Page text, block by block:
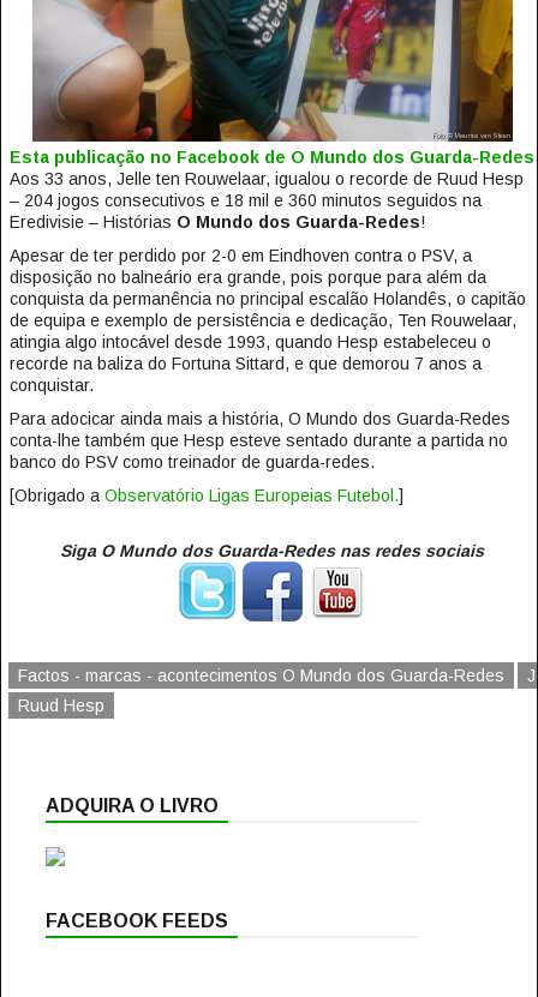
Esta publicação no Facebook de O Mundo dos Guarda-Redes
Aos 33 anos, Jelle ten Rouwelaar, igualou o recorde de Ruud Hesp
– 204 jogos consecutivos e 18 mil e 360 minutos seguidos na
Eredivisie – Histórias O Mundo dos Guarda-Redes!
Apesar de ter perdido por 2-0 em Eindhoven contra o PSV, a
disposição no balneário era grande, pois porque para além da
conquista da permanência no principal escalão Holandês, o capitão
de equipa e exemplo de persistência e dedicação, Ten Rouwelaar,
atingia algo intocável desde 1993, quando Hesp estabeleceu o
recorde na baliza do Fortuna Sittard, e que demorou 7 anos a
conquistar.
Para adocicar ainda mais a história, O Mundo dos Guarda-Redes
conta-lhe também que Hesp esteve sentado durante a partida no
banco do PSV como treinador de guarda-redes.
[Obrigado a Observatório Ligas Europeias Futebol.]
Siga O Mundo dos Guarda-Redes nas redes sociais
Factos - marcas - acontecimentos O Mundo dos Guarda-Redes
Ruud Hesp
ADQUIRA O LIVRO
FACEBOOK FEEDS